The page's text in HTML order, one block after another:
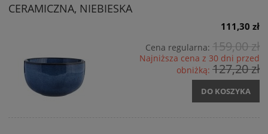
CERAMICZNA, NIEBIESKA
111,30 zł
Cena regularna: 159,00 zł
Najniższa cena z 30 dni przed
obniżką: 127,20 zł
DO KOSZYKA